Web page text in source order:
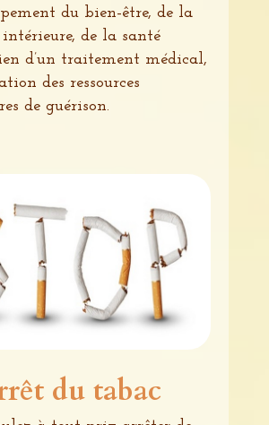
du bien-être, de la
intérieure, de la santé
d’un traitement médical,
des ressources
de guérison.
du tabac